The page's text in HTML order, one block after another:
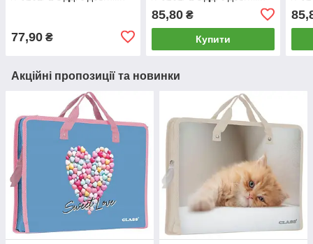
77,90 ₴
ручками 500мкм (1/5/100)
85,80₴
Купити
Акційні пропозиції та новинки